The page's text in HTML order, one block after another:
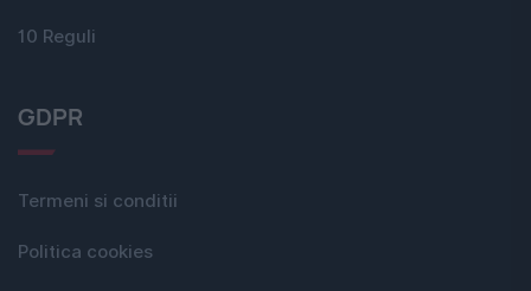
10 Reguli
GDPR
Termeni si conditii
Politica cookies